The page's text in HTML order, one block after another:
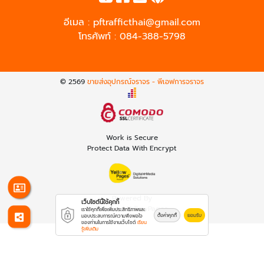
อีเมล : pftrafficthai@gmail.com
โทรศัพท์ : 084-388-5798
© 2569 ขายส่งอุปกรณ์จราจร - พีเอฟการจราจร
Work is Secure
Protect Data With Encrypt
Powered By
Thailand YellowPages
เว็บไซต์นี้ใช้คุกกี้
เราใช้คุกกี้เพื่อเพิ่มประสิทธิภาพและ
มอบประสบการณ์ความพึงพอใจ
ของท่านในการใช้งานเว็บไซต์ เรียน
รู้เพิ่มเติม
ตั้งค่าคุกกี้ ยอมรับ